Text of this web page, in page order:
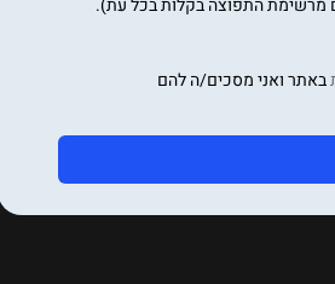
מרשימת התפוצה בקלות בכל עת).
באתר ואני מסכים/ה להם